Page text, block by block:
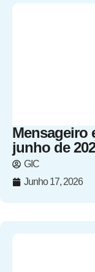
Mensageiro
junho de
GIC
Junho 17, 2026